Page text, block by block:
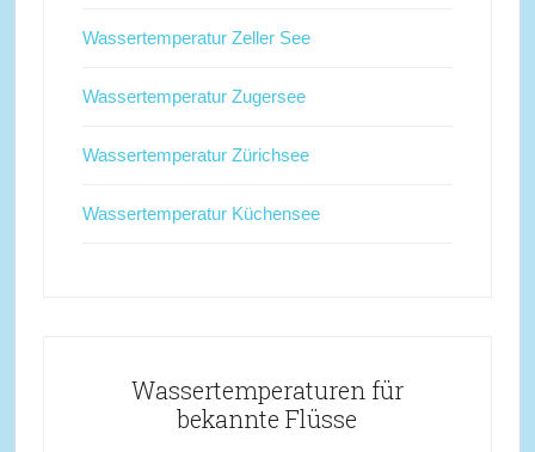
Wassertemperatur Zeller See
Wassertemperatur Zugersee
Wassertemperatur Zürichsee
Wassertemperatur Küchensee
Wassertemperaturen für
bekannte Flüsse